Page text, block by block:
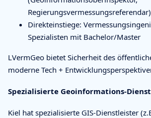
Regierungsvermessungsreferendar)
Direkteinstiege:
Spezialisten mit Bachelor/Master
LVermGeo bietet Sicherheit des
moderne Tech +
Spezialisierte Geoinformations-
Kiel hat spezialisierte GIS-Dienstleister